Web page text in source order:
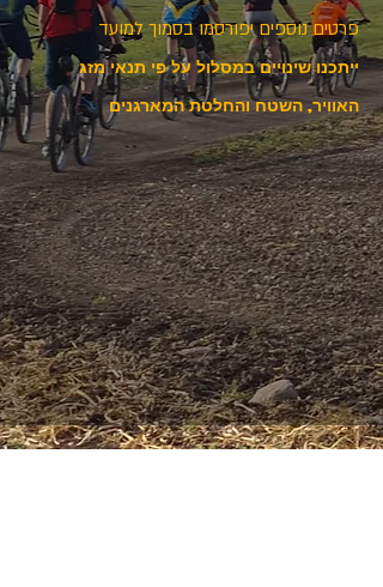
פרטים נוספים יפורסמו בסמוך למועד
ייתכנו שינויים במסלול על פי תנאי מזג
האוויר, השטח והחלטת המארגנים